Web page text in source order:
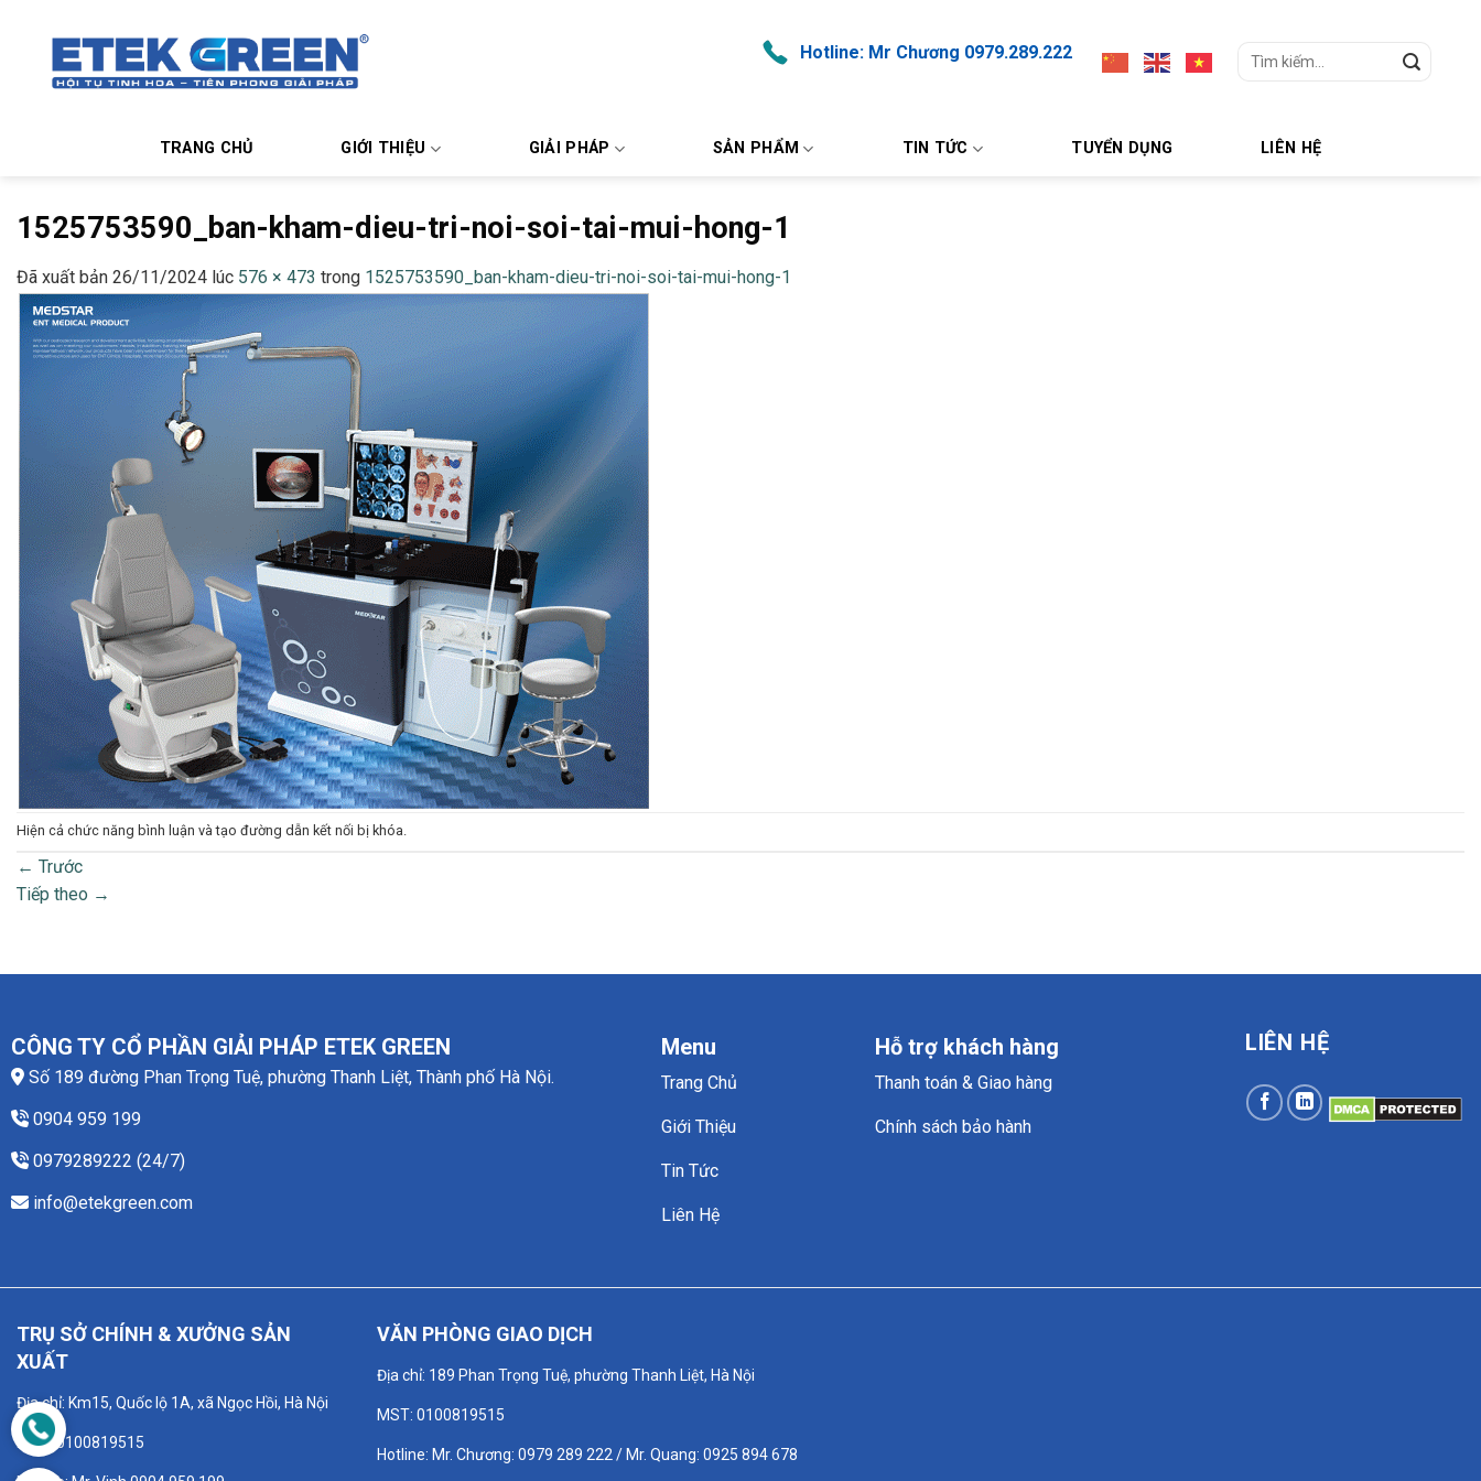
Hotline: Mr Chương 0979.289.222
for:
TRANG CHỦ GIỚI THIỆU GIẢI PHÁP SẢN PHẨM TIN TỨC TUYỂN DỤNG LIÊN HỆ
1525753590_ban-kham-dieu-tri-noi-soi-tai-mui-hong-1
Đã xuất bản 26/11/2024 lúc 576 × 473 trong 1525753590_ban-kham-dieu-tri-noi-soi-tai-mui-hong-1
Hiện cả chức năng bình luận và tạo đường dẫn kết nối bị khóa.
← Trước
Tiếp theo →
CÔNG TY CỔ PHẦN GIẢI PHÁP ETEK GREEN
Số 189 đường Phan Trọng Tuệ, phường Thanh Liệt, Thành phố Hà Nội.
0904 959 199
0979289222 (24/7)
info@etekgreen.com
Menu
Trang Chủ
Giới Thiệu
Tin Tức
Liên Hệ
Hỗ trợ khách hàng
Thanh toán & Giao hàng
Chính sách bảo hành
LIÊN HỆ
TRỤ SỞ CHÍNH & XƯỞNG SẢN
XUẤT
Địa chỉ: Km15, Quốc lộ 1A, xã Ngọc Hồi, Hà Nội
MST: 0100819515
VĂN PHÒNG GIAO DỊCH
Địa chỉ: 189 Phan Trọng Tuệ, phường Thanh Liệt, Hà Nội
MST: 0100819515
Hotline: Mr. Chương: 0979 289 222 / Mr. Quang: 0925 894 678